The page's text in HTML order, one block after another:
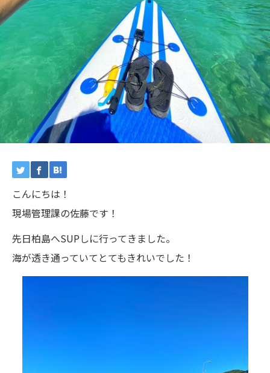
こんにちは！
現場管理課の佐藤です！
先日柏島へSUPしに行ってきました。
海が透き通っていてとてもきれいでした！